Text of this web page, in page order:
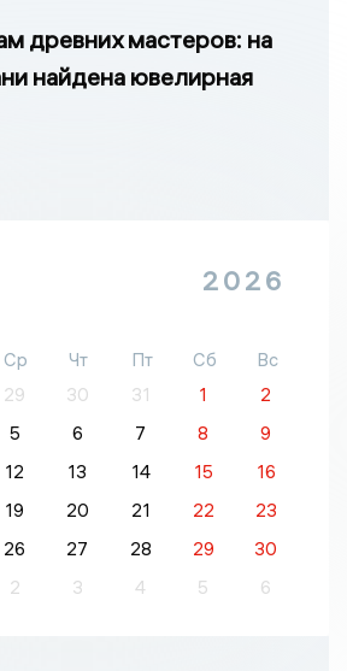
древних мастеров: на
найдена ювелирная
2026
Ср Чт Пт Сб
Вс
29 30 31 1
2
5 6 7 8
9
12 13 14 15
16
19 20 21 22
23
26 27 28 29
30
2 3 4 5 6